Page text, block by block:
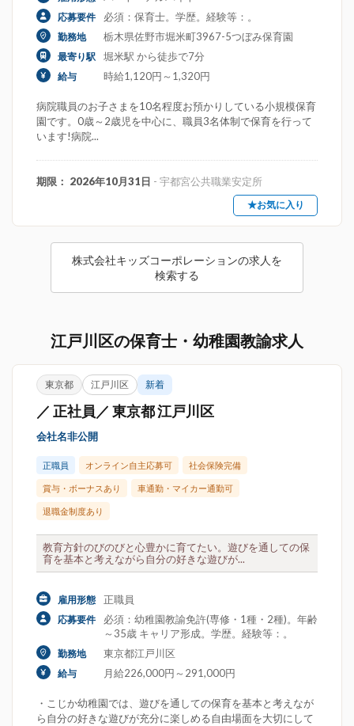
応募要件 必須：保育士。学歴。経験等：。
勤務地 栃木県佐野市堀米町3967-5つぼみ保育園
最寄り駅 堀米駅 から徒歩で7分
給与 時給1,120円～1,320円
病院職員のお子さまを10名程度お預かりしている小規模保育
園です。0歳～2歳児を中心に、職員3名体制で保育を行って
います!病院...
期限： 2026年10月31日 - 宇都宮公共職業安定所
★お気に入り
株式会社キッズコーポレーションの求人を
検索する
江戸川区の保育士・幼稚園教諭求人
東京都 江戸川区 新着
／ 正社員／ 東京都 江戸川区
会社名非公開
正職員 オンライン自主応募可 社会保険完備
賞与・ボーナスあり 車通勤・マイカー通勤可
退職金制度あり
教育方針のびのびと心豊かに育てたい。遊びを通しての保
育を基本と考えながら自分の好きな遊びが...
雇用形態 正職員
応募要件
必須：幼稚園教諭免許(専修・1種・2種)。年齢
～35歳 キャリア形成。学歴。経験等：。
勤務地 東京都江戸川区
給与 月給226,000円～291,000円
・こじか幼稚園では、遊びを通しての保育を基本と考えなが
ら自分の好きな遊びが充分に楽しめる自由場面を大切にして